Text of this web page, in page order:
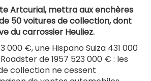
Artcurial, mettra aux enchères
50 voitures de collection, dont
du carrossier Heuliez.
000 €, une Hispano Suiza 431 000
de 1957 523 000 € : les
collection ne cessent